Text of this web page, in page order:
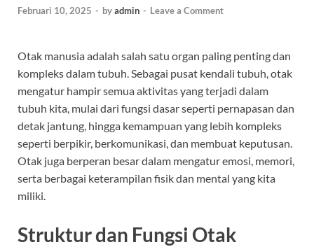
Februari 10, 2025 - byadmin - Leave a Comment
Otak manusia adalah salah satu organ paling penting dan
kompleks dalam tubuh. Sebagai pusat kendali tubuh, otak
mengatur hampir semua aktivitas yang terjadi dalam
tubuh kita, mulai dari fungsi dasar seperti pernapasan dan
detak jantung, hingga kemampuan yang lebih kompleks
seperti berpikir, berkomunikasi, dan membuat keputusan.
Otak juga berperan besar dalam mengatur emosi, memori,
serta berbagai keterampilan fisik dan mental yang kita
miliki.
Struktur dan Fungsi Otak